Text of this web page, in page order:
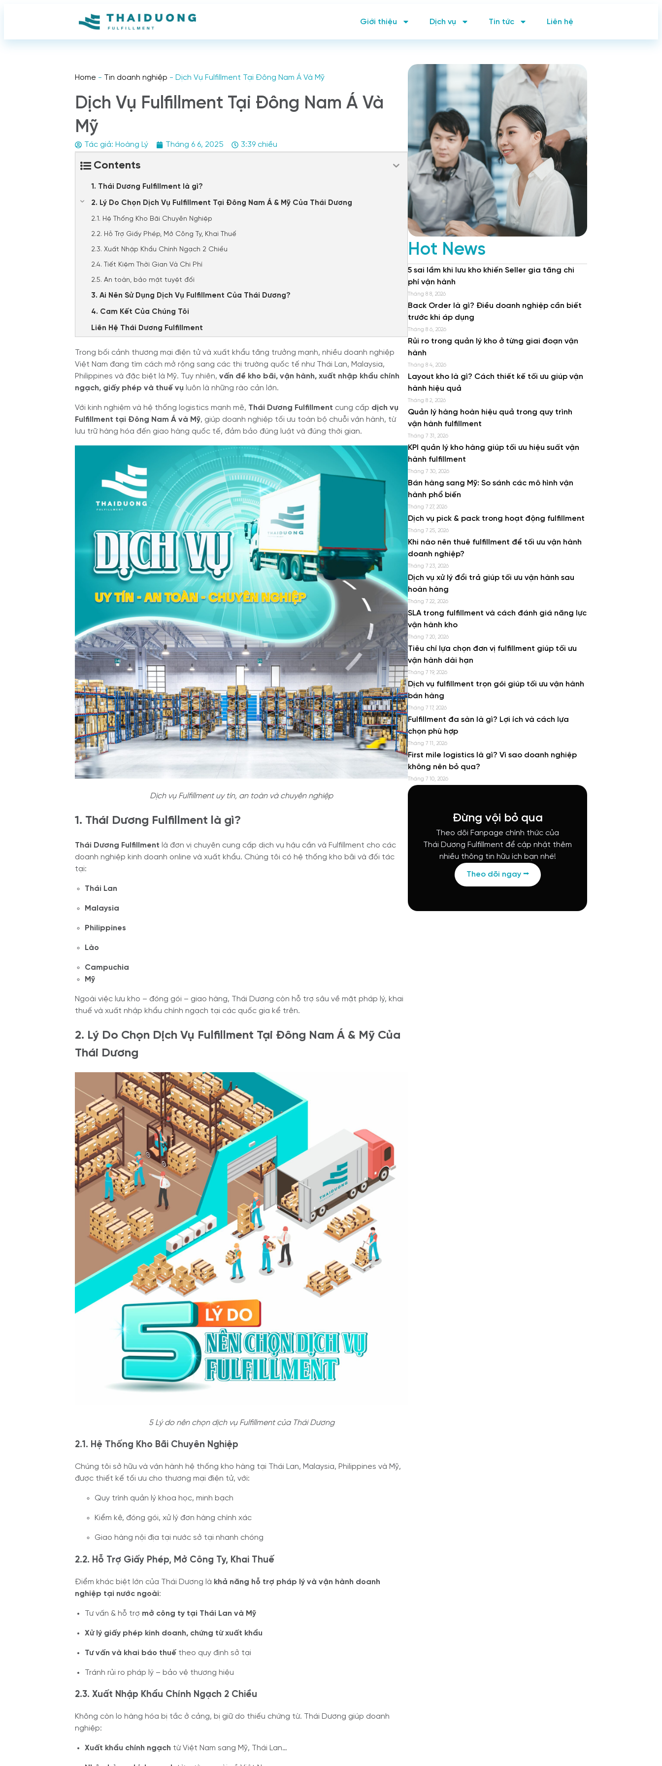
Giới thiệu Dịch vụ Tin tức Liên hệ
Home - Tin doanh nghiệp - Dịch Vụ Fulfillment Tại Đông Nam Á Và Mỹ
Dịch Vụ Fulfillment Tại Đông Nam Á Và
Mỹ
Tác giả: Hoàng Lý Tháng 6 6, 2025 3:39 chiều
Contents
1. Thái Dương Fulfillment là gì?
2. Lý Do Chọn Dịch Vụ Fulfillment Tại Đông Nam Á & Mỹ Của Thái Dương
2.1. Hệ Thống Kho Bãi Chuyên Nghiệp
2.2. Hỗ Trợ Giấy Phép, Mở Công Ty, Khai Thuế
2.3. Xuất Nhập Khẩu Chính Ngạch 2 Chiều
2.4. Tiết Kiệm Thời Gian Và Chi Phí
2.5. An toàn, bảo mật tuyệt đối
3. Ai Nên Sử Dụng Dịch Vụ Fulfillment Của Thái Dương?
4. Cam Kết Của Chúng Tôi
Liên Hệ Thái Dương Fulfillment
Trong bối cảnh thương mại điện tử và xuất khẩu tăng trưởng mạnh, nhiều doanh nghiệp
Việt Nam đang tìm cách mở rộng sang các thị trường quốc tế như Thái Lan, Malaysia,
Philippines và đặc biệt là Mỹ. Tuy nhiên, vấn đề kho bãi, vận hành, xuất nhập khẩu chính
ngạch, giấy phép và thuế vụ luôn là những rào cản lớn.
Với kinh nghiệm và hệ thống logistics mạnh mẽ, Thái Dương Fulfillment cung cấp dịch vụ
Fulfillment tại Đông Nam Á và Mỹ, giúp doanh nghiệp tối ưu toàn bộ chuỗi vận hành, từ
lưu trữ hàng hóa đến giao hàng quốc tế, đảm bảo đúng luật và đúng thời gian.
Dịch vụ Fulfillment uy tín, an toàn và chuyên nghiệp
1. Thái Dương Fulfillment là gì?
Thái Dương Fulfillment là đơn vị chuyên cung cấp dịch vụ hậu cần và Fulfillment cho các
doanh nghiệp kinh doanh online và xuất khẩu. Chúng tôi có hệ thống kho bãi và đối tác
tại:
Thái Lan
Malaysia
Philippines
Lào
Campuchia
Mỹ
Ngoài việc lưu kho – đóng gói – giao hàng, Thái Dương còn hỗ trợ sâu về mặt pháp lý, khai
thuế và xuất nhập khẩu chính ngạch tại các quốc gia kể trên.
2. Lý Do Chọn Dịch Vụ Fulfillment Tại Đông Nam Á & Mỹ Của
Thái Dương
5 Lý do nên chọn dịch vụ Fulfillment của Thái Dương
2.1. Hệ Thống Kho Bãi Chuyên Nghiệp
Chúng tôi sở hữu và vận hành hệ thống kho hàng tại Thái Lan, Malaysia, Philippines và Mỹ,
được thiết kế tối ưu cho thương mại điện tử, với:
Quy trình quản lý khoa học, minh bạch
Kiểm kê, đóng gói, xử lý đơn hàng chính xác
Giao hàng nội địa tại nước sở tại nhanh chóng
2.2. Hỗ Trợ Giấy Phép, Mở Công Ty, Khai Thuế
Điểm khác biệt lớn của Thái Dương là khả năng hỗ trợ pháp lý và vận hành doanh
nghiệp tại nước ngoài:
Tư vấn & hỗ trợ mở công ty tại Thái Lan và Mỹ
Xử lý giấy phép kinh doanh, chứng từ xuất khẩu
Tư vấn và khai báo thuế theo quy định sở tại
Tránh rủi ro pháp lý – bảo vệ thương hiệu
2.3. Xuất Nhập Khẩu Chính Ngạch 2 Chiều
Không còn lo hàng hóa bị tắc ở cảng, bị giữ do thiếu chứng từ. Thái Dương giúp doanh
nghiệp:
Xuất khẩu chính ngạch từ Việt Nam sang Mỹ, Thái Lan…
Hot News
5 sai lầm khi lưu kho khiến Seller gia tăng chi
phí vận hành
Tháng 8 8, 2026
Back Order là gì? Điều doanh nghiệp cần biết
trước khi áp dụng
Tháng 8 6, 2026
Rủi ro trong quản lý kho ở từng giai đoạn vận
hành
Tháng 8 4, 2026
Layout kho là gì? Cách thiết kế tối ưu giúp vận
hành hiệu quả
Tháng 8 2, 2026
Quản lý hàng hoàn hiệu quả trong quy trình
vận hành fulfillment
Tháng 7 31, 2026
KPI quản lý kho hàng giúp tối ưu hiệu suất vận
hành fulfillment
Tháng 7 30, 2026
Bán hàng sang Mỹ: So sánh các mô hình vận
hành phổ biến
Tháng 7 27, 2026
Dịch vụ pick & pack trong hoạt động fulfillment
Tháng 7 25, 2026
Khi nào nên thuê fulfillment để tối ưu vận hành
doanh nghiệp?
Tháng 7 23, 2026
Dịch vụ xử lý đổi trả giúp tối ưu vận hành sau
hoàn hàng
Tháng 7 22, 2026
SLA trong fulfillment và cách đánh giá năng lực
vận hành kho
Tháng 7 20, 2026
Tiêu chí lựa chọn đơn vị fulfillment giúp tối ưu
vận hành dài hạn
Tháng 7 19, 2026
Dịch vụ fulfillment trọn gói giúp tối ưu vận hành
bán hàng
Tháng 7 17, 2026
Fulfillment đa sàn là gì? Lợi ích và cách lựa
chọn phù hợp
Tháng 7 11, 2026
First mile logistics là gì? Vì sao doanh nghiệp
không nên bỏ qua?
Tháng 7 10, 2026
Đừng vội bỏ qua
Theo dõi Fanpage chính thức của
Thái Dương Fulfillment để cập nhật thêm
nhiều thông tin hữu ích bạn nhé!
Theo dõi ngay ⭢